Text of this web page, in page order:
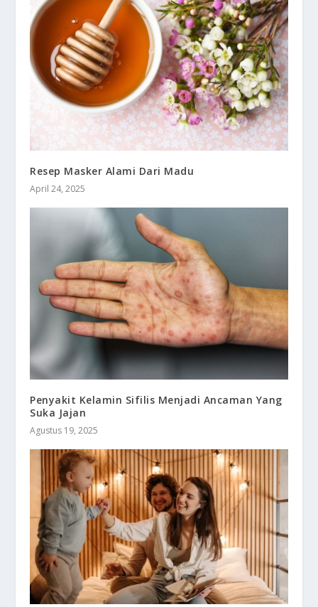
Resep Masker Alami Dari Madu
April 24, 2025
Penyakit Kelamin Sifilis Menjadi Ancaman Yang
Suka Jajan
Agustus 19, 2025